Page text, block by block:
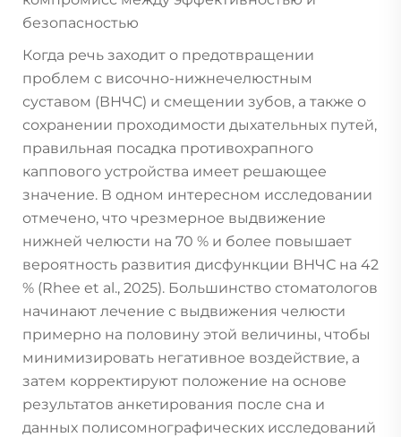
безопасностью
Когда речь заходит о предотвращении
проблем с височно-нижнечелюстным
суставом (ВНЧС) и смещении зубов, а также о
сохранении проходимости дыхательных путей,
правильная посадка противохрапного
каппового устройства имеет решающее
значение. В одном интересном исследовании
отмечено, что чрезмерное выдвижение
нижней челюсти на 70 % и более повышает
вероятность развития дисфункции ВНЧС на 42
% (Rhee et al., 2025). Большинство стоматологов
начинают лечение с выдвижения челюсти
примерно на половину этой величины, чтобы
минимизировать негативное воздействие, а
затем корректируют положение на основе
результатов анкетирования после сна и
данных полисомнографических исследований